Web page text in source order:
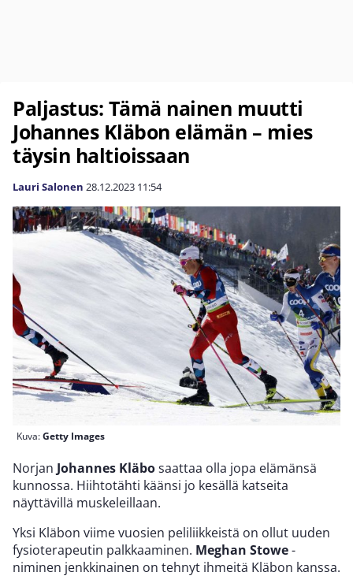
Paljastus: Tämä nainen muutti
Johannes Kläbon elämän – mies
täysin haltioissaan
Lauri Salonen 28.12.2023 11:54
Kuva:Getty Images
Norjan Johannes Kläbosaattaa olla jopa elämänsä
kunnossa. Hiihtotähti käänsi jo kesällä katseita
näyttävillä muskeleillaan.
Yksi Kläbon viime vuosien peliliikkeistä on ollut uuden
fysioterapeutin palkkaaminen. Meghan Stowe-
niminen jenkkinainen on tehnyt ihmeitä Kläbon kanssa.